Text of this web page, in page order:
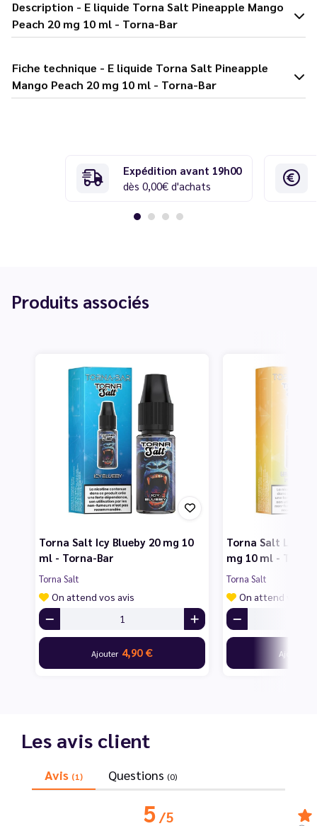
Description - E liquide Torna Salt Pineapple Mango
Peach 20 mg 10 ml - Torna-Bar
Fiche technique - E liquide Torna Salt Pineapple
Mango Peach 20 mg 10 ml - Torna-Bar
Expédition avant 19h00
dès 0,00€ d'achats
Produits associés
Torna Salt Icy Blueby 20 mg 10
ml - Torna-Bar
Torna Salt
On attend vos avis
Ajouter 4,90 €
Torna Salt
mg 10 ml -
Torna Salt
On attend vos
Ajouter
Les avis client
Avis (1) Questions (0)
5/5